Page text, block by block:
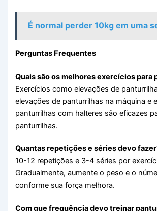
É normal perder 10kg em uma
Perguntas Frequentes
Quais são os melhores exercícios para
Exercícios como elevações de
elevações de panturrilhas na máquina e
panturrilhas com halteres são eficazes
panturrilhas.
Quantas repetições e séries devo
10-12 repetições e 3-4 séries por
Gradualmente, aumente o peso e o
conforme sua força melhora.
Com que frequência devo treinar